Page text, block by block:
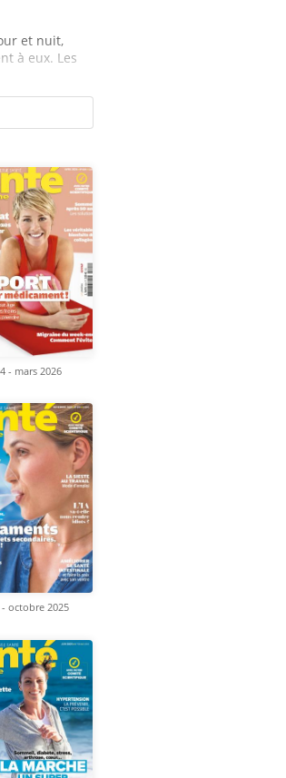
et nuit,
à eux. Les
- mars 2026
- octobre 2025